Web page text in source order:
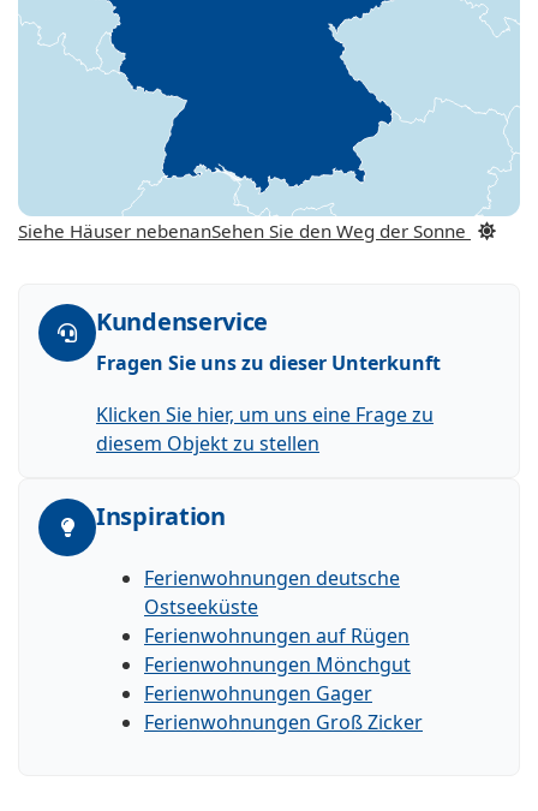
Siehe Häuser nebenanSehen Sie den Weg der Sonne
Kundenservice
Fragen Sie uns zu dieser Unterkunft
Klicken Sie hier, um uns eine Frage zu
diesem Objekt zu stellen
Inspiration
Ferienwohnungen deutsche
Ostseeküste
Ferienwohnungen auf Rügen
Ferienwohnungen Mönchgut
Ferienwohnungen Gager
Ferienwohnungen Groß Zicker